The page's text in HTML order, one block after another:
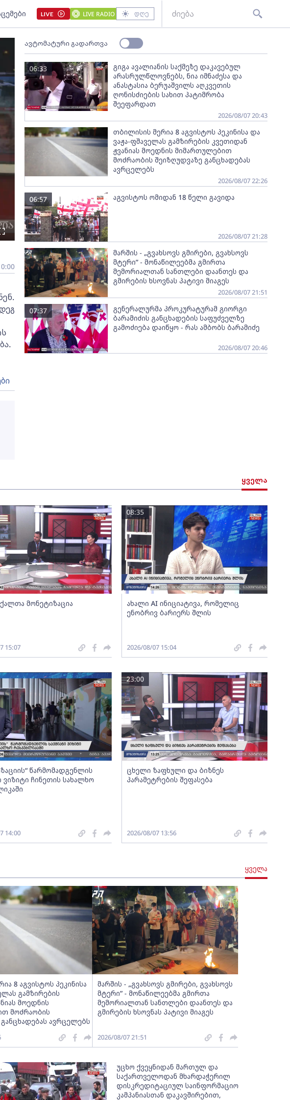
LIVE LIVE RADIO დღე
ავტომატური გადართვა
გიგა ავალიანის საქმეზე დაკავებულ
არასრულწლოვნებს, ნია იმნაძესა და
ანასტასია ბერუაშვილს აღკვეთის
ღონისძიების სახით პატიმრობა
შეეფარდათ
06:33
2026/08/07 20:43
თბილისის მერია 8 აგვისტოს პეკინისა და
ვაჟა-ფშაველას გამზირების კვეთიდან
ჟვანიას მოედნის მიმართულებით
მოძრაობის შეიზღუდვაზე განცხადებას
ავრცელებს
2026/08/07 22:26
აგვისტოს ომიდან 18 წელი გავიდა
06:57
2026/08/07 21:28
მარშის - „გვახსოვს გმირები, გვახსოვს
მტერი” - მონაწილეებმა გმირთა
მემორიალთან სანთლები დაანთეს და
გმირების ხსოვნას პატივი მიაგეს
2026/08/07 21:51
გენერალურმა პროკურატურამ გიორგი
ბარამიძის განცხადების საფუძველზე
გამოძიება დაიწყო - რას ამბობს ბარამიძე
07:37
2026/08/07 20:46
ყველა
მონეტიზაცია
15:07
ახალი AI ინიციატივა, რომელიც
ენობრივ ბარიერს შლის
08:35
2026/08/07 15:04
წარმომადგენლის
ვიზიტი ჩინეთის სახალხო
14:00
ცხელი ზაფხული და ბიზნეს
პარამეტრების შეფასება
23:00
2026/08/07 13:56
ყველა
8 აგვისტოს პეკინისა
გამზირების
მოედნის
მოძრაობის
ავრცელებს
მარშის - „გვახსოვს გმირები, გვახსოვს
მტერი” - მონაწილეებმა გმირთა
მემორიალთან სანთლები დაანთეს და
გმირების ხსოვნას პატივი მიაგეს
2026/08/07 21:51
უცხო ქვეყნიდან მართულ და
საქართველოდან მხარდაჭერილ
დისკრედიტაციულ საინფორმაციო
კამპანიასთან დაკავშირებით,